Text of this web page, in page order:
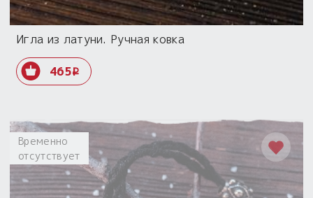
Игла из латуни. Ручная ковка
465i
Временно
отсутствует